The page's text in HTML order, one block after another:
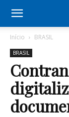
Início BRASIL
BRASIL